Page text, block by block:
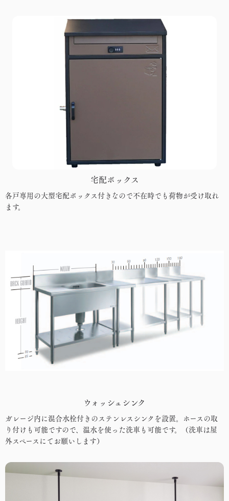
宅配ボックス
各戸専用の大型宅配ボックス付きなので不在時でも荷物が受け取れ
ます。
ウォッシュシンク
ガレージ内に混合水栓付きのステンレスシンクを設置。ホースの取
り付けも可能ですので、温水を使った洗車も可能です。（洗車は屋
外スペースにてお願いします）